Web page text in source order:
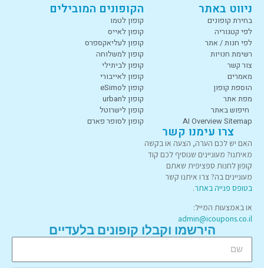
ניווט באתר
בחירת קופונים
לפי קטגוריה
לפי חנות / אתר
רשימת חנויות
צור קשר
מאמרים
הוספת קופון
מפת אתר
חיפוש באתר
AI Overview Sitemap
הקופונים המובילים
קופון לטמו
קופון לאייס
קופון לעליאקספרס
קופון למשלוחה
קופון לביתילי
קופון לאייבורי
קופון לeSimo
קופון לurban
קופון לישרוטל
קופון לסופר פארם
צרו עימנו קשר
האם יש לכם הערה, הצעה או בקשה
מאיתנו? מעוניינים שנוסיף לכם קוד
קופון לחנות ספציפית שאתם
מעוניינים בה? צרו איתנו קשר
בטופס פנייה באתר.
או באמצעות המייל:
admin@icoupons.co.il
הירשמו וקבלו קופונים בלעדיים